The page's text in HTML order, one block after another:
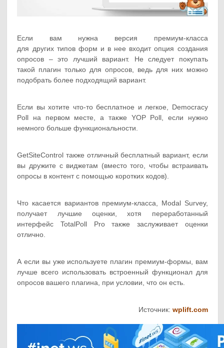
Если вам нужна версия премиум-класса
для других типов форм и в нее входит опция создания
опросов – это лучший вариант. Не следует покупать
такой плагин только для опросов, ведь для них можно
подобрать более подходящий вариант.
Если вы хотите что-то бесплатное и легкое, Democracy
Poll на первом месте, а также YOP Poll, если нужно
немного больше функциональности.
GetSiteControl также отличный бесплатный вариант, если
вы дружите с виджетам (вместо того, чтобы встраивать
опросы в контент с помощью коротких кодов).
Что касается вариантов премиум-класса, Modal Survey,
получает лучшие оценки, хотя переработанный
интерфейс TotalPoll Pro также заслуживает оценки
отлично.
А если вы уже используете плагин премиум-формы, вам
лучше всего использовать встроенный функционал для
опросов вашего плагина, при условии, что он есть.
Источник: wplift.com